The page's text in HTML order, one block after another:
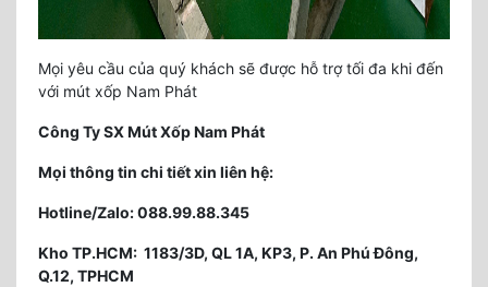
Mọi yêu cầu của quý khách sẽ được hỗ trợ tối đa khi đến
với mút xốp Nam Phát
Công Ty SX Mút Xốp Nam Phát
Mọi thông tin chi tiết xin liên hệ:
Hotline/Zalo: 088.99.88.345
Kho TP.HCM: 1183/3D, QL 1A, KP3, P. An Phú Đông,
Q.12, TPHCM